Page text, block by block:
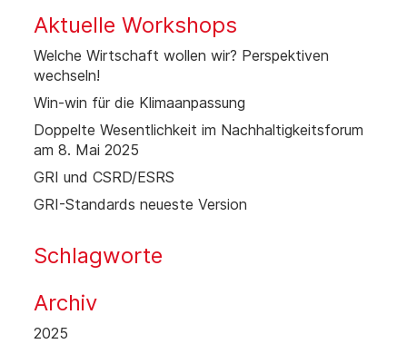
Aktuelle Workshops
Welche Wirtschaft wollen wir? Perspektiven
wechseln!
Win-win für die Klimaanpassung
Doppelte Wesentlichkeit im Nachhaltigkeitsforum
am 8. Mai 2025
GRI und CSRD/ESRS
GRI-Standards neueste Version
Schlagworte
Archiv
2025